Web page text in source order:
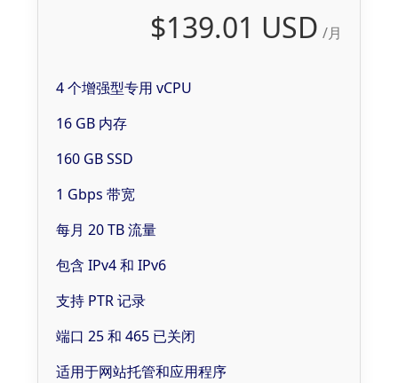
$139.01 USD /月
4 个增强型专用 vCPU
16 GB 内存
160 GB SSD
1 Gbps 带宽
每月 20 TB 流量
包含 IPv4 和 IPv6
支持 PTR 记录
端口 25 和 465 已关闭
适用于网站托管和应用程序